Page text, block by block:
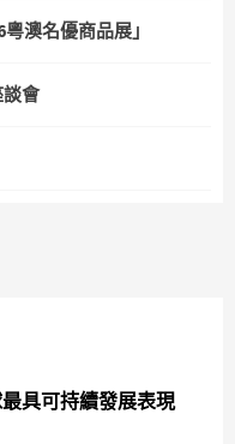
澳名優商品展」
會
最具可持續發展表現